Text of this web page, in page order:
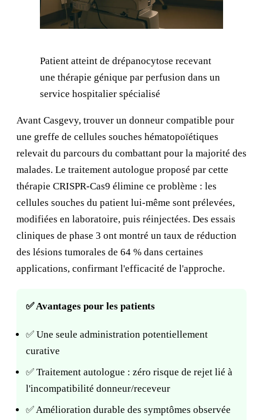
Patient atteint de drépanocytose recevant
une thérapie génique par perfusion dans un
service hospitalier spécialisé
Avant Casgevy, trouver un donneur compatible pour
une greffe de cellules souches hématopoïétiques
relevait du parcours du combattant pour la majorité des
malades. Le traitement autologue proposé par cette
thérapie CRISPR-Cas9 élimine ce problème : les
cellules souches du patient lui-même sont prélevées,
modifiées en laboratoire, puis réinjectées. Des essais
cliniques de phase 3 ont montré un taux de réduction
des lésions tumorales de 64 % dans certaines
applications, confirmant l'efficacité de l'approche.
✅ Avantages pour les patients
✅ Une seule administration potentiellement
curative
✅ Traitement autologue : zéro risque de rejet lié à
l'incompatibilité donneur/receveur
✅ Amélioration durable des symptômes observée